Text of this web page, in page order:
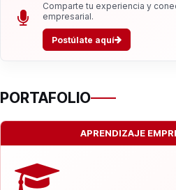
Comparte tu experiencia y
empresarial.
Postúlate aquí
PORTAFOLIO
APRENDIZAJE